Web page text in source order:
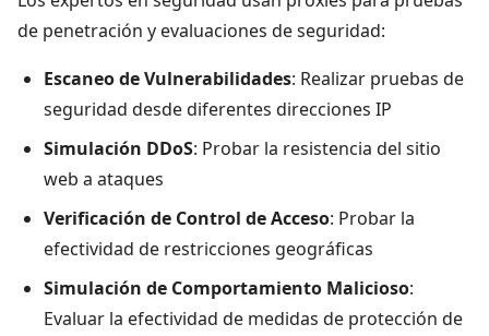
de penetración y evaluaciones de seguridad:
Escaneo de Vulnerabilidades: Realizar pruebas de
seguridad desde diferentes direcciones IP
Simulación DDoS: Probar la resistencia del sitio
web a ataques
Verificación de Control de Acceso: Probar la
efectividad de restricciones geográficas
Simulación de Comportamiento Malicioso:
Evaluar la efectividad de medidas de protección de